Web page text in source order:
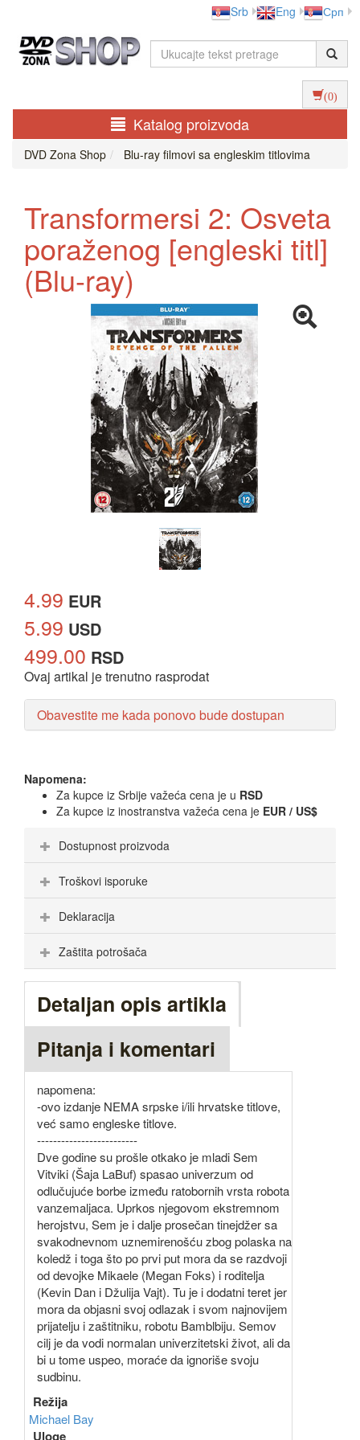
Srb Eng Срп
(0)
Katalog proizvoda
DVD Zona Shop Blu-ray filmovi sa engleskim titlovima
Transformersi 2: Osveta
poraženog [engleski titl]
(Blu-ray)
4.99 EUR
5.99 USD
499.00 RSD
Ovaj artikal je trenutno rasprodat
Obavestite me kada ponovo bude dostupan
Napomena:
Za kupce iz Srbije važeća cena je u RSD
Za kupce iz inostranstva važeća cena je EUR / US$
Dostupnost proizvoda
Troškovi isporuke
Deklaracija
Zaštita potrošača
Detaljan opis artikla
Pitanja i komentari
napomena:
-ovo izdanje NEMA srpske i/ili hrvatske titlove,
već samo engleske titlove.
-------------------------
Dve godine su prošle otkako je mladi Sem
Vitviki (Šaja LaBuf) spasao univerzum od
odlučujuće borbe između ratobornih vrsta robota
vanzemaljaca. Uprkos njegovom ekstremnom
herojstvu, Sem je i dalje prosečan tinejdžer sa
svakodnevnom uznemirenošću zbog polaska na
koledž i toga što po prvi put mora da se razdvoji
od devojke Mikaele (Megan Foks) i roditelja
(Kevin Dan i Džulija Vajt). Tu je i dodatni teret jer
mora da objasni svoj odlazak i svom najnovijem
prijatelju i zaštitniku, robotu Bamblbiju. Semov
cilj je da vodi normalan univerzitetski život, ali da
bi u tome uspeo, moraće da ignoriše svoju
sudbinu.
Režija
Michael Bay
Uloge